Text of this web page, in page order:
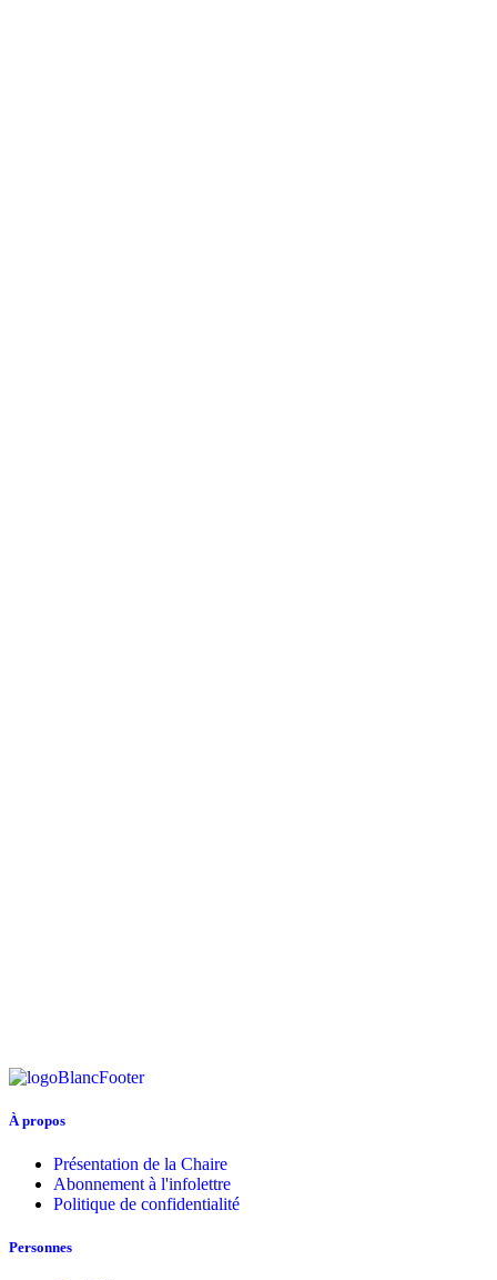
À propos
Présentation de la Chaire
Abonnement à l'infolettre
Politique de confidentialité
Personnes